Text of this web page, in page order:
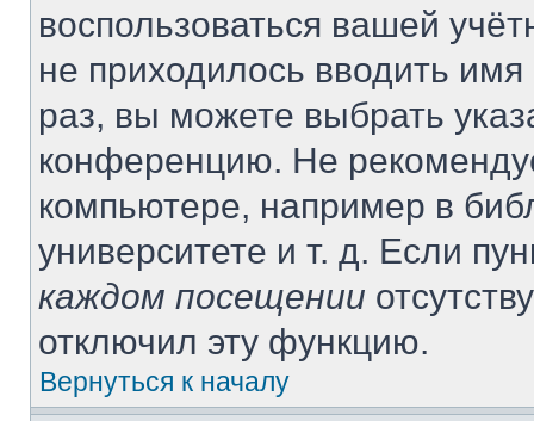
воспользоваться вашей
не приходилось вводить
раз, вы можете выбрать
конференцию. Не
компьютере, например в
университете и т. д. Если
каждом посещении
отключил эту функцию.
Вернуться к началу